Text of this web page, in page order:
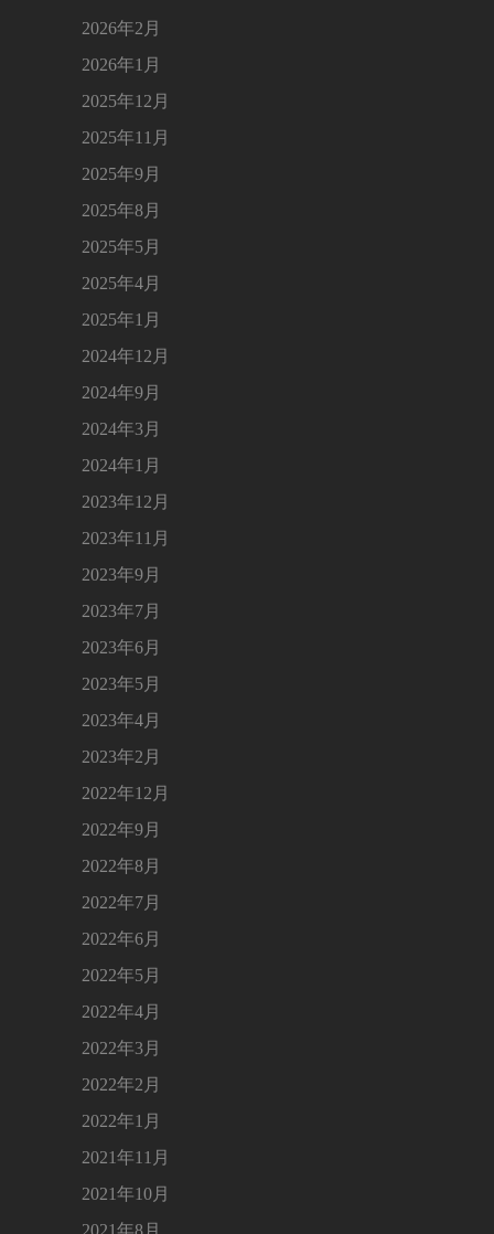
2026年2月
2026年1月
2025年12月
2025年11月
2025年9月
2025年8月
2025年5月
2025年4月
2025年1月
2024年12月
2024年9月
2024年3月
2024年1月
2023年12月
2023年11月
2023年9月
2023年7月
2023年6月
2023年5月
2023年4月
2023年2月
2022年12月
2022年9月
2022年8月
2022年7月
2022年6月
2022年5月
2022年4月
2022年3月
2022年2月
2022年1月
2021年11月
2021年10月
2021年8月